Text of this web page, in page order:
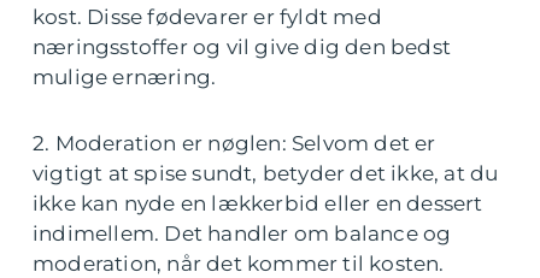
kost. Disse fødevarer er fyldt med
næringsstoffer og vil give dig den bedst
mulige ernæring.
2. Moderation er nøglen: Selvom det er
vigtigt at spise sundt, betyder det ikke, at du
ikke kan nyde en lækkerbid eller en dessert
indimellem. Det handler om balance og
moderation, når det kommer til kosten.